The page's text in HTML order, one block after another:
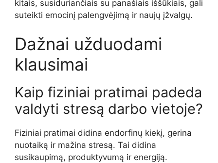
kitais, susiduriančiais su panašiais iššūkiais, gali
suteikti emocinį palengvėjimą ir naujų įžvalgų.
Dažnai užduodami
klausimai
Kaip fiziniai pratimai padeda
valdyti stresą darbo vietoje?
Fiziniai pratimai didina endorfinų kiekį, gerina
nuotaiką ir mažina stresą. Tai didina
susikaupimą, produktyvumą ir energiją.